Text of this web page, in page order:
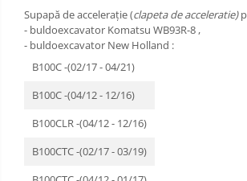
Supapă de accelerație (clapeta de acceleratie)
- buldoexcavator Komatsu WB93R-8 ,
- buldoexcavator New Holland :
B100C -(02/17 - 04/21)
B100C -(04/12 - 12/16)
B100CLR -(04/12 - 12/16)
B100CTC -(02/17 - 03/19)